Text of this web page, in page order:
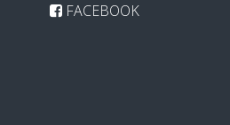
FACEBOOK